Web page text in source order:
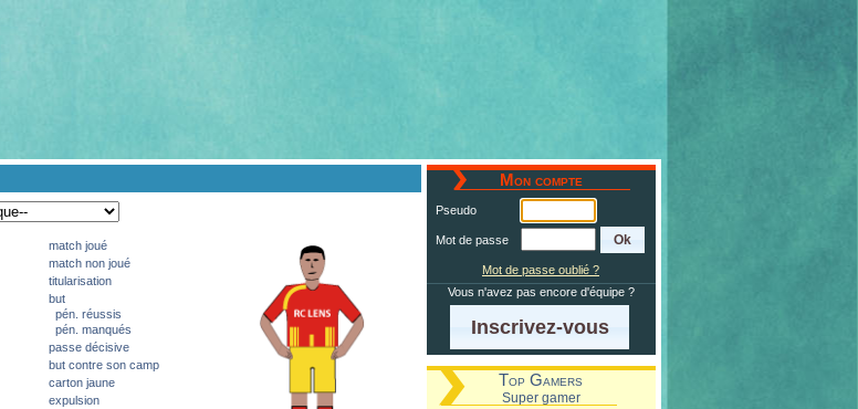
match joué
match non joué
titularisation
but
pén. réussis
pén. manqués
passe décisive
but contre son camp
carton jaune
expulsion
Mon compte
Pseudo
Mot de passe
Mot de passe oublié ?
Vous n'avez pas encore d'équipe ?
Inscrivez-vous
Top Gamers
Super gamer